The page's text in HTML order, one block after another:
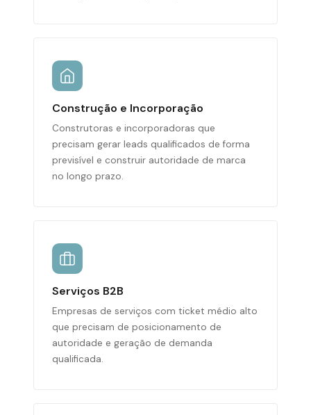
Construção e Incorporação
Construtoras e incorporadoras que
precisam gerar leads qualificados de forma
previsível e construir autoridade de marca
no longo prazo.
Serviços B2B
Empresas de serviços com ticket médio alto
que precisam de posicionamento de
autoridade e geração de demanda
qualificada.